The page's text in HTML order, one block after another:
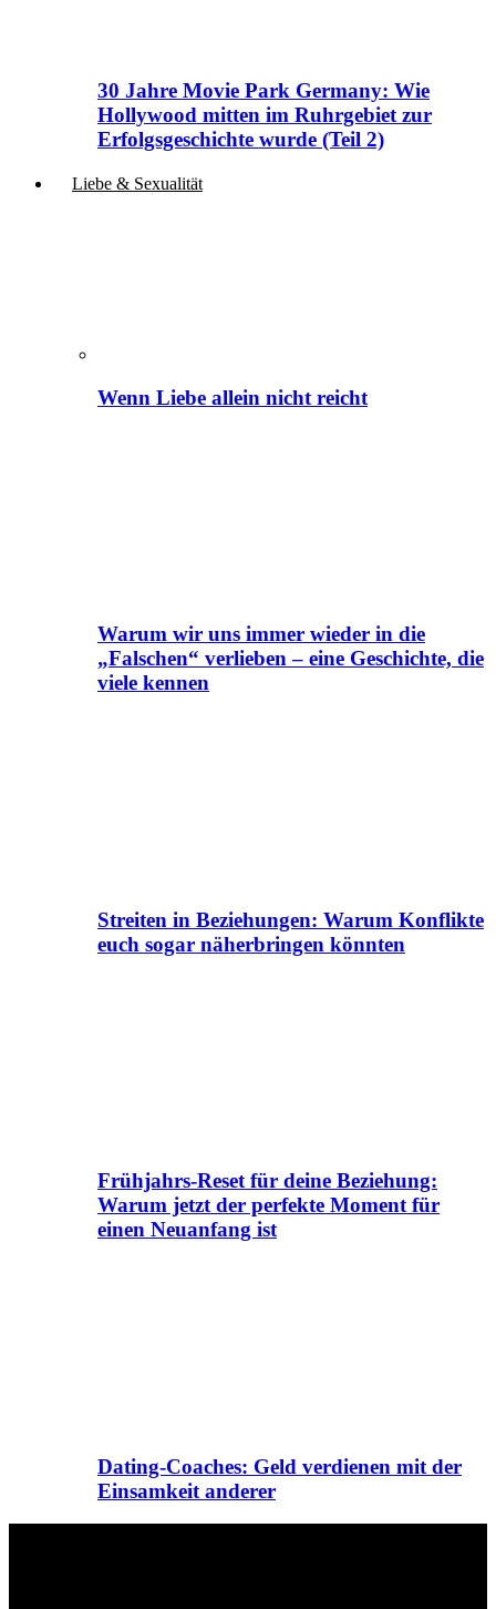
30 Jahre Movie Park Germany: Wie
Hollywood mitten im Ruhrgebiet zur
Erfolgsgeschichte wurde (Teil 2)
Liebe & Sexualität
Wenn Liebe allein nicht reicht
Warum wir uns immer wieder in die
„Falschen“ verlieben – eine Geschichte, die
viele kennen
Streiten in Beziehungen: Warum Konflikte
euch sogar näherbringen könnten
Frühjahrs-Reset für deine Beziehung:
Warum jetzt der perfekte Moment für
einen Neuanfang ist
Dating-Coaches: Geld verdienen mit der
Einsamkeit anderer